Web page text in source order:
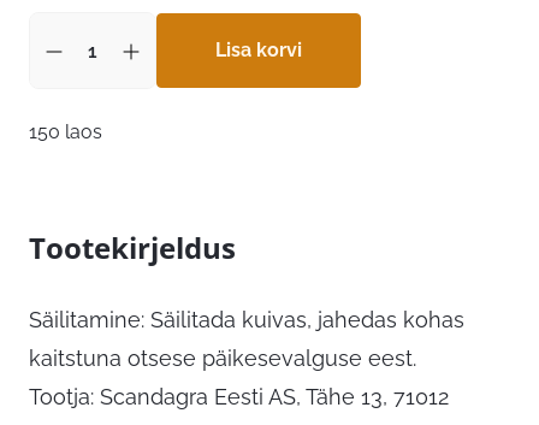
Lisa korvi
150 laos
Tootekirjeldus
Säilitamine: Säilitada kuivas, jahedas kohas
kaitstuna otsese päikesevalguse eest.
Tootja: Scandagra Eesti AS, Tähe 13, 71012